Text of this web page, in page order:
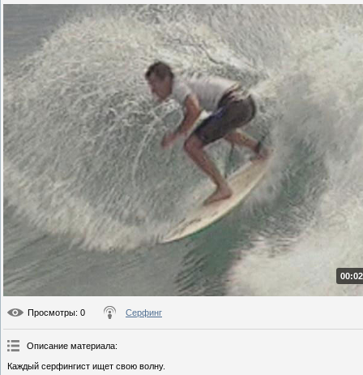
Просмотры: 0 Серфинг
Описание материала:
Каждый серфингист ищет свою волну.